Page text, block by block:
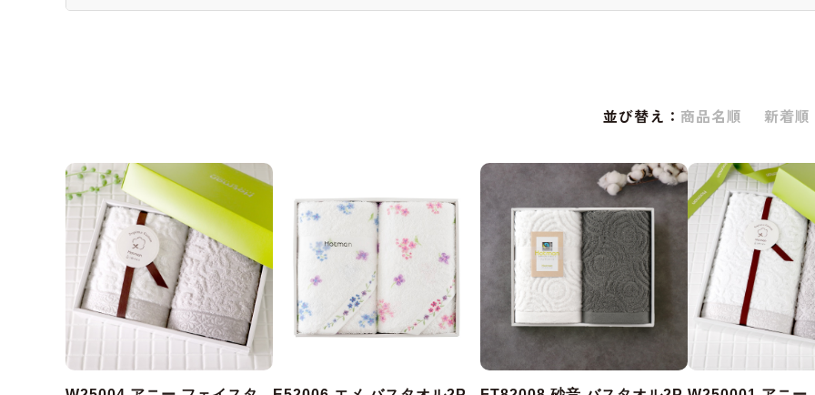
並び替え： 商品名順 新着順